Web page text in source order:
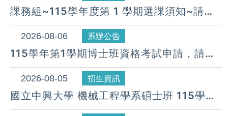
課務組~115學年度第 1 學期選課須知~請同
學詳閱並配合辦理
2026-08-06 系辦公告
115學年第1學期博士班資格考試申請，請於
115年9月11日前提出申請，逾期無法受理。
2026-08-05 招生資訊
國立中興大學 機械工程學系碩士班 115學年
度 第24梯次遞補公告( 08月 05日)